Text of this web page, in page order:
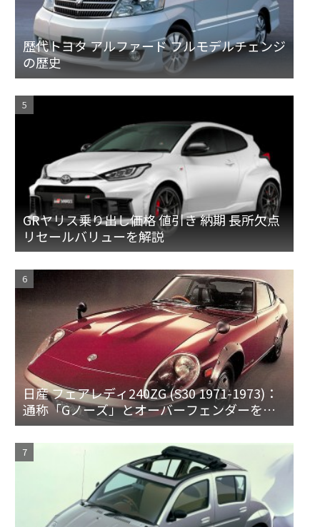
歴代トヨタ アルファード フルモデルチェンジ
の歴史
GRヤリス乗り出し価格 値引き 納期 長所欠点
リセールバリューを解説
日産 フェアレディ240ZG (S30 1971-1973)：
通称「Gノーズ」とオーバーフェンダーを装
備した特別なZ